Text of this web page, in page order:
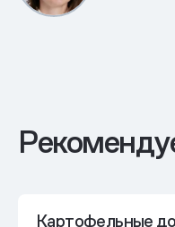
Картофельные